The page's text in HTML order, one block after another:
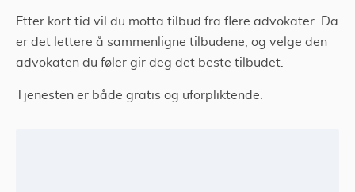
Etter kort tid vil du motta tilbud fra flere advokater. Da
er det lettere å sammenligne tilbudene, og velge den
advokaten du føler gir deg det beste tilbudet.
Tjenesten er både gratis og uforpliktende.